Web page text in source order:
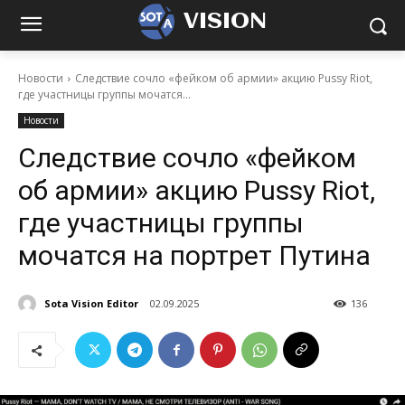
VISION
Новости
Следствие сочло «фейком об армии» акцию Pussy Riot,
где участницы группы мочатся...
Новости
Следствие сочло «фейком
об армии» акцию Pussy Riot,
где участницы группы
мочатся на портрет Путина
Sota Vision Editor 02.09.2025 136